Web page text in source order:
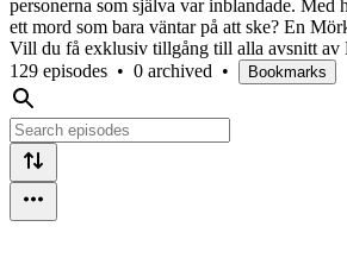
personerna som själva var inblandade. Med
ett mord som bara väntar på att ske? En
Vill du få exklusiv tillgång till alla avsnitt av
129 episodes • 0 archived • Bookmarks